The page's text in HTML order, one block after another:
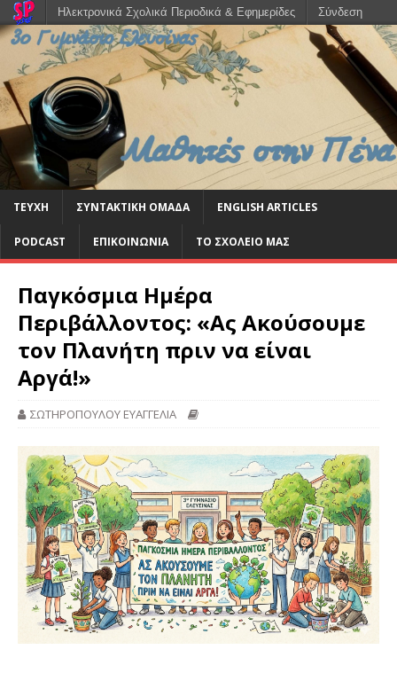
ΤΕΥΧΗ ΣΥΝΤΑΚΤΙΚΗ ΟΜΑΔΑ ENGLISH ARTICLES
PODCAST ΕΠΙΚΟΙΝΩΝΙΑ ΤΟ ΣΧΟΛΕΙΟ ΜΑΣ
Παγκόσμια Ημέρα
Περιβάλλοντος: «Ας Ακούσουμε
τον Πλανήτη πριν να είναι
Αργά!»
ΣΩΤΗΡΟΠΟΥΛΟΥ ΕΥΑΓΓΕΛΙΑ
Ηλεκτρονικά Σχολικά Περιοδικά & Εφημερίδες Σύνδεση